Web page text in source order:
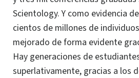
Scientology. Y como evidencia
cientos de millones de
mejorado de forma evidente
Hay generaciones de
superlativamente, gracias a los